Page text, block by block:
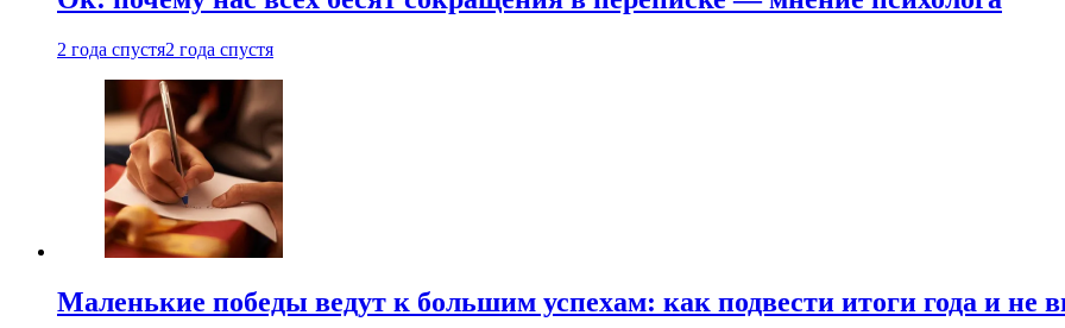
2 года спустя2 года спустя
Маленькие победы ведут к большим успехам: как подвести итоги года и не